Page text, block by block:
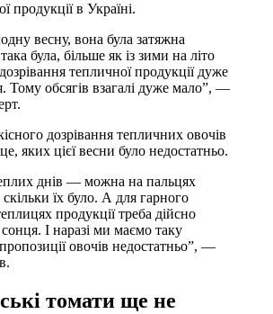
продукції в Україні.
весну, вона була затяжна
була, більше як із зими на літо
тепличної продукції дуже
Тому обсягів взагалі дуже мало”, —
дозрівання тепличних овочів
яких цієї весни було недостатньо.
днів — можна на пальцях
їх було. А для гарного
продукції треба дійсно
сонця. І наразі ми маємо таку
овочів недостатньо”, —
томати ще не